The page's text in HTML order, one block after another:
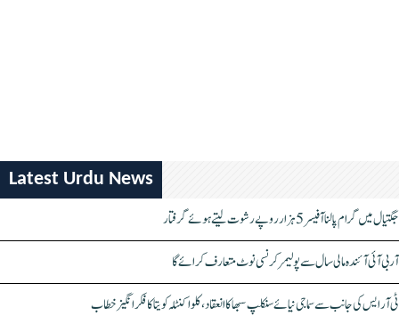
Latest Urdu News
جگتیال میں گرام پالنا آفیسر 5 ہزار روپے رشوت لیتے ہوئے گرفتار
آر بی آئی آئندہ مالی سال سے پولیمر کرنسی نوٹ متعارف کرائے گا
ٹی آر ایس کی جانب سے سماجی نیائے سنکلپ سبھا کا انعقاد، کلواکنٹلہ کویتا کا فکر انگیز خطاب